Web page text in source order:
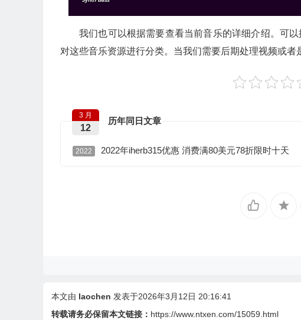
我们也可以根据需要查看当前音乐的详细介绍。可
对这些音乐资源进行分类。当我们需要后期处理视频或者
历年同日文章
3 月
12
2022 2022年iherb315优惠 消费满80美元78折限时十天
本文由 laochen 发表于2026年3月12日 20:16:41
转载请务必保留本文链接： https://www.ntxen.com/15059.html